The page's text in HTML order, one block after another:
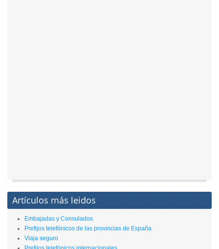
Artículos más leidos
Embajadas y Consulados
Prefijos telefónicos de las provincias de España
Viaja seguro